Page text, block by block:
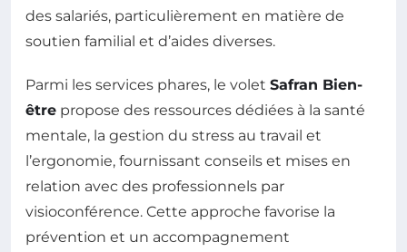
des salariés, particulièrement en matière de
soutien familial et d’aides diverses.
Parmi les services phares, le volet Safran Bien-
être propose des ressources dédiées à la santé
mentale, la gestion du stress au travail et
l’ergonomie, fournissant conseils et mises en
relation avec des professionnels par
visioconférence. Cette approche favorise la
prévention et un accompagnement